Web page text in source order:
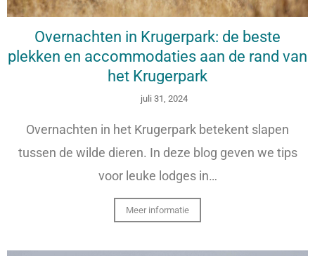
Overnachten in Krugerpark: de beste
plekken en accommodaties aan de rand van
het Krugerpark
juli 31, 2024
Overnachten in het Krugerpark betekent slapen
tussen de wilde dieren. In deze blog geven we tips
voor leuke lodges in…
Meer informatie